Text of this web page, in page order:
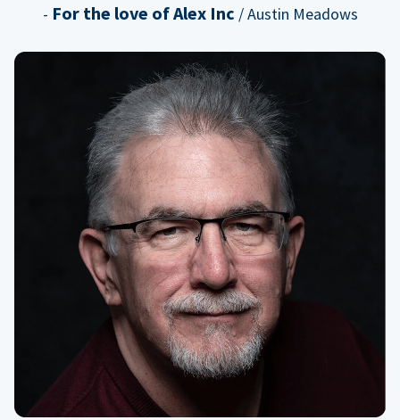
- For the love of Alex Inc / Austin Meadows